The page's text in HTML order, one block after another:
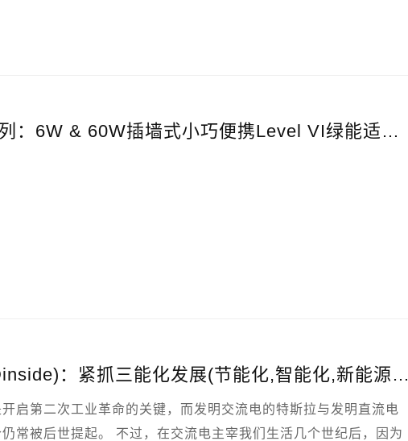
SGAS06/60系列：6W & 60W插墙式小巧便携Level VI绿能适配器
媒体报导 (LEDinside)：紧抓三能化发展(节能化,智能化,新能源化)趋势，明纬布局高压直流LED照明应用与DALI-2产品
启第二次工业革命的关键，而发明交流电的特斯拉与发明直流电
常被后世提起。 不过，在交流电主宰我们生活几个世纪后，因为